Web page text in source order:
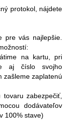
protokol, nájdete
pre vás najlepšie.
na kartu, pri
aj číslo svojho
zašleme zaplatenú
zabezpečiť,
dodávateľov
100% stave)